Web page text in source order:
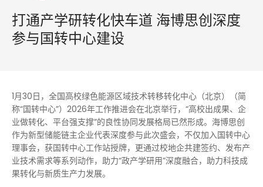
打通产学研转化快车道 海博思创深度
参与国转中心建设
1月30日，全国高校绿色能源区域技术转移转化中心（北京）（简
称“国转中心”）2026年工作推进会在北京举行，“高校出成果、企
业做转化、平台强支撑”的良性协同发展格局已然形成。海博思创
作为新型储能链主企业代表深度参与此次盛会，不仅加入国转中心
理事会，获国转中心工作站授牌，更通过校地企共建签约、发布产
业技术需求等系列动作，助力“政产学研用”深度融合，助力科技成
果转化与新质生产力发展。